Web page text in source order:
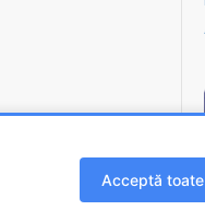
Acceptă toate